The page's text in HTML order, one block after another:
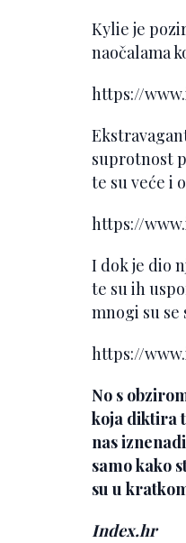
Kylie je
naočalama
https://
suprotnost
te su veće i
https://
I dok je dio
te su ih
mnogi su se
https://
No s
koja diktira
nas
samo kako
su u
Index.hr